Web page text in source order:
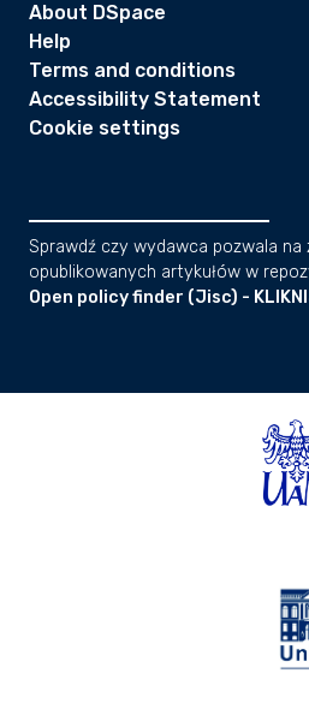
About DSpace
Help
Terms and conditions
Accessibility Statement
Cookie settings
Sprawdź czy wydawca pozwala na
opublikowanych artykułów w
Open policy finder (Jisc) -